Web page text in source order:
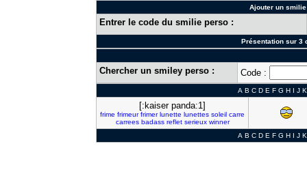
Ajouter un
Entrer le code du smilie perso :
Présentation sur 3
Chercher un smiley perso : Code :
A B C D E F G H I J K
[:kaiser panda:1]
frime frimeur frimer lunette lunettes soleil carre
carrees badass reflet serieux winner
A B C D E F G H I J K